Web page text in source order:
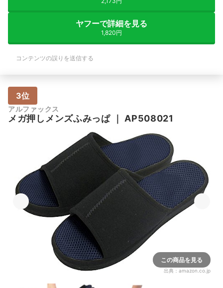
ヤフーで詳細を見る
1,820円
コンテンツの誤りを送信する
3位
アルファックス
メガ押しメンズふみっぱ｜ AP508021
この商品を見る
出典： amazon.co.jp